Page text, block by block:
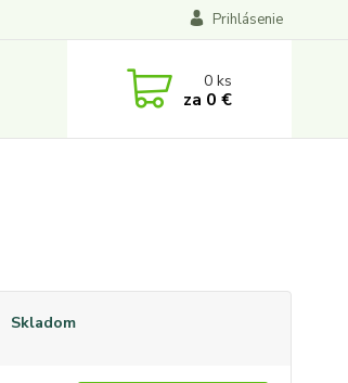
Prihlásenie
0ks
za 0 €
Skladom